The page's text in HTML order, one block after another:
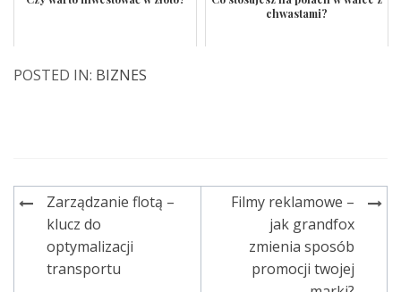
chwastami?
POSTED IN: BIZNES
Nawigacja
wpisu
Zarządzanie flotą –
klucz do
optymalizacji
transportu
Filmy reklamowe –
jak grandfox
zmienia sposób
promocji twojej